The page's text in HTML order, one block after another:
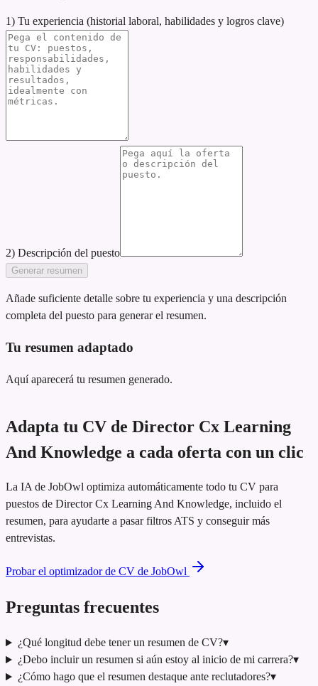
1) Tu experiencia (historial laboral, habilidades y logros clave)
2) Descripción del puesto
Generar resumen
Añade suficiente detalle sobre tu experiencia y una descripción
completa del puesto para generar el resumen.
Tu resumen adaptado
Aquí aparecerá tu resumen generado.
Adapta tu CV de Director Cx Learning
And Knowledge a cada oferta con un clic
La IA de JobOwl optimiza automáticamente todo tu CV para
puestos de Director Cx Learning And Knowledge, incluido el
resumen, para ayudarte a pasar filtros ATS y conseguir más
entrevistas.
Probar el optimizador de CV de JobOwl
Preguntas frecuentes
¿Qué longitud debe tener un resumen de CV?▾
¿Debo incluir un resumen si aún estoy al inicio de mi carrera?▾
¿Cómo hago que el resumen destaque ante reclutadores?▾